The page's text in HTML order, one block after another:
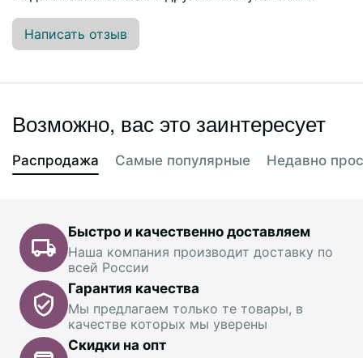
Написать отзыв
Возможно, вас это заинтересует
Распродажа Самые популярные Недавно
Быстро и качественно доставляем
Наша компания производит доставку по
всей России
Гарантия качества
Мы предлагаем только те товары, в
качестве которых мы уверены
Скидки на опт